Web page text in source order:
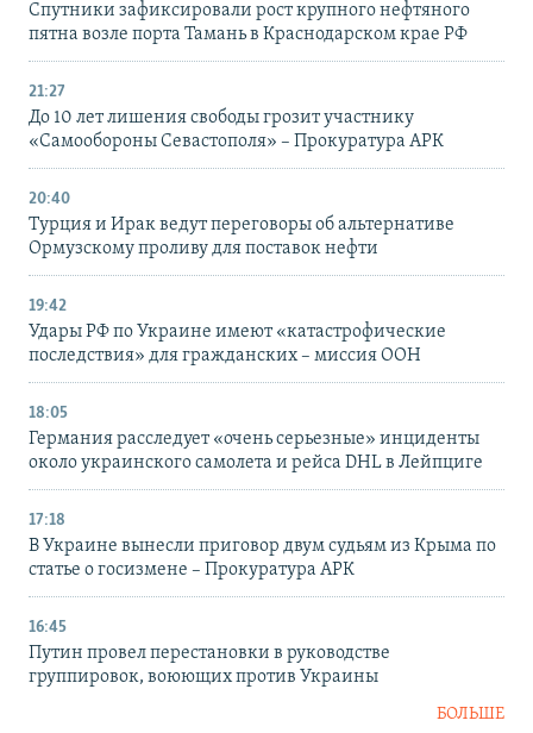
Спутники зафиксировали рост крупного нефтяного
пятна возле порта Тамань в Краснодарском крае РФ
21:27
До 10 лет лишения свободы грозит участнику
«Самообороны Севастополя» – Прокуратура АРК
20:40
Турция и Ирак ведут переговоры об альтернативе
Ормузскому проливу для поставок нефти
19:42
Удары РФ по Украине имеют «катастрофические
последствия» для гражданских – миссия ООН
18:05
Германия расследует «очень серьезные» инциденты
около украинского самолета и рейса DHL в Лейпциге
17:18
В Украине вынесли приговор двум судьям из Крыма по
статье о госизмене – Прокуратура АРК
16:45
Путин провел перестановки в руководстве
группировок, воюющих против Украины
БОЛЬШЕ